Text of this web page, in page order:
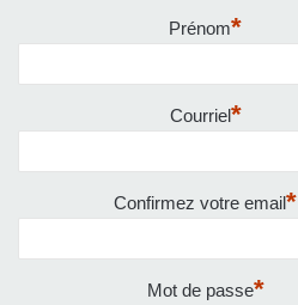
Prénom*
Courriel*
Confirmez votre email*
Mot de passe*